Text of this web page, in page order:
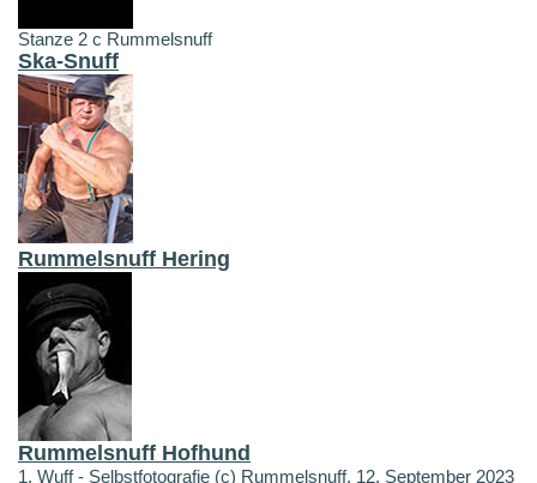
Stanze 2 c Rummelsnuff
Ska-Snuff
Rummelsnuff Hering
Rummelsnuff Hofhund
1. Wuff - Selbstfotografie (c) Rummelsnuff, 12. September 2023